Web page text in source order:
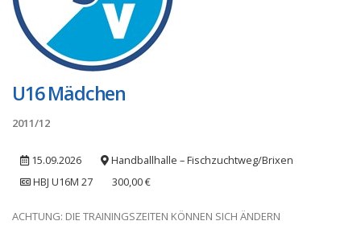
U16 Mädchen
2011/12
15.09.2026
Handballhalle – Fischzuchtweg/Brixen
HBJ U16M 27
300,00 €
ACHTUNG: DIE TRAININGSZEITEN KÖNNEN SICH ÄNDERN